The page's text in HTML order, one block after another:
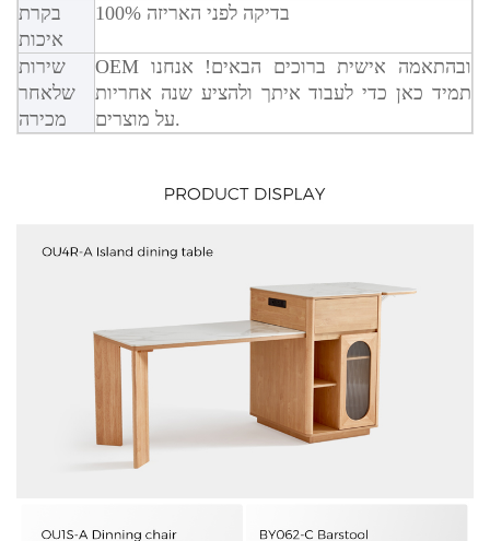
בקרת
איכות
100% בדיקה לפני האריזה
שירות
שלאחר
מכירה
OEM ובהתאמה אישית ברוכים הבאים! אנחנו
תמיד כאן כדי לעבוד איתך ולהציע שנה אחריות
על מוצרים.